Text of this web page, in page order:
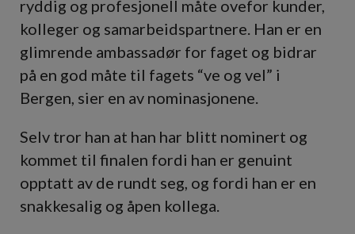
ryddig og profesjonell måte ovefor kunder,
kolleger og samarbeidspartnere. Han er en
glimrende ambassadør for faget og bidrar
på en god måte til fagets “ve og vel” i
Bergen, sier en av nominasjonene.
Selv tror han at han har blitt nominert og
kommet til finalen fordi han er genuint
opptatt av de rundt seg, og fordi han er en
snakkesalig og åpen kollega.